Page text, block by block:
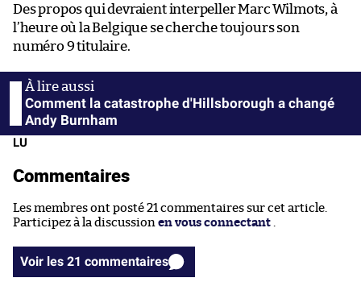
Des propos qui devraient interpeller Marc Wilmots, à
l’heure où la Belgique se cherche toujours son
numéro 9 titulaire.
Comment la catastrophe d'Hillsborough a changé
Andy Burnham
LU
Commentaires
Les membres ont posté 21 commentaires sur cet article.
Participez à la discussion en vous connectant .
Voir les 21 commentaires